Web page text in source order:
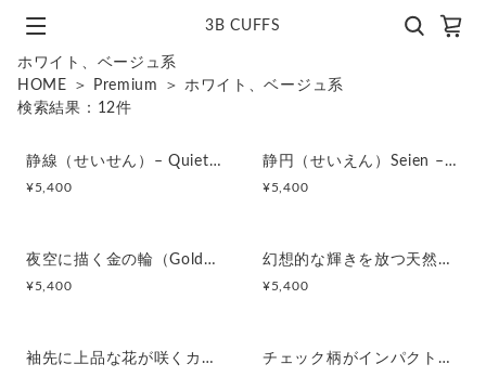
3B CUFFS
ホワイト、ベージュ系
HOME ＞ Premium ＞ ホワイト、ベージュ系
検索結果： 12件
静線（せいせん）– Quiet Line カフスボタン Premium 239
¥5,400
静円（せいえん）Seien – Quiet Circle カフスボタン Premium 236
¥5,400
夜空に描く金の輪（Golden Loop in the Night Sky）カフスボタン Premium 235
¥5,400
幻想的な輝きを放つ天然貝のカフスボタン Premium 228
¥5,400
袖先に上品な花が咲くカフスボタン Premium 211 チェック柄がインパクト大のカフスボタン Premium 212